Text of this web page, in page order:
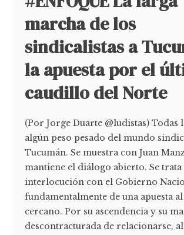
marcha de los
sindicalistas a
la apuesta por el
caudillo del Norte
(Por Jorge Duarte @ludistas) Todas
algún peso pesado del mundo
Tucumán. Se muestra con Juan
mantiene el diálogo abierto. Se trata
interlocución con el Gobierno
fundamentalmente de una apuesta
cercano. Por su ascendencia y su
descontracturada de relacionarse,